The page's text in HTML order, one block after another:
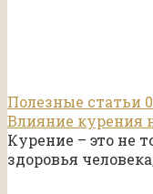
Полезные статьи 0
Влияние курения
Курение – это не
здоровья